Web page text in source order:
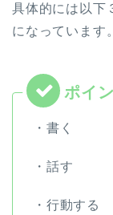
具体的には以下
になっています。
・書く
・話す
・行動する